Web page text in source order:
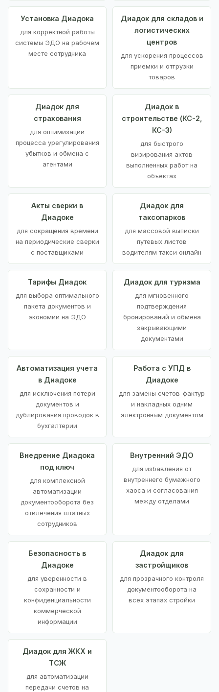
Установка Диадока
для корректной работы
системы ЭДО на рабочем
месте сотрудника
Диадок для складов и
логистических
центров
для ускорения процессов
приемки и отгрузки
товаров
Диадок для
страхования
для оптимизации
процесса урегулирования
убытков и обмена с
агентами
Диадок в
строительстве (КС-2,
КС-3)
для быстрого
визирования актов
выполненных работ на
объектах
Акты сверки в
Диадоке
для сокращения времени
на периодические сверки
с поставщиками
Диадок для
таксопарков
для массовой выписки
путевых листов
водителям такси онлайн
Тарифы Диадок
для выбора оптимального
пакета документов и
экономии на ЭДО
Диадок для туризма
для мгновенного
подтверждения
бронирований и обмена
закрывающими
документами
Автоматизация учета
в Диадоке
для исключения потери
документов и
дублирования проводок в
бухгалтерии
Работа с УПД в
Диадоке
для замены счетов-фактур
и накладных одним
электронным документом
Внедрение Диадока
под ключ
для комплексной
автоматизации
документооборота без
отвлечения штатных
сотрудников
Внутренний ЭДО
для избавления от
внутреннего бумажного
хаоса и согласования
между отделами
Безопасность в
Диадоке
для уверенности в
сохранности и
конфиденциальности
коммерческой
информации
Диадок для
застройщиков
для прозрачного контроля
документооборота на
всех этапах стройки
Диадок для ЖКХ и
ТСЖ
для автоматизации
передачи счетов на